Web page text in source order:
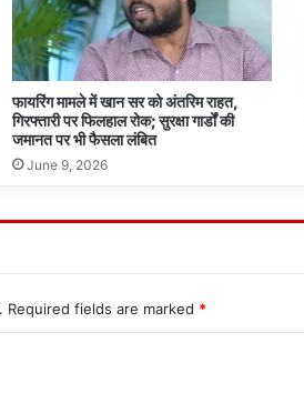
रिकॉर्ड
फायरिंग मामले में खान सर को अंतरिम राहत,
गिरफ्तारी पर फिलहाल रोक; सुरक्षा गार्डों की
जमानत पर भी फैसला लंबित
June 9, 2026
Required fields are marked *